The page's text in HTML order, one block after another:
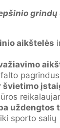
grindų
aikštelės
pagrindus
švietimo
uždengtos
sporto salių